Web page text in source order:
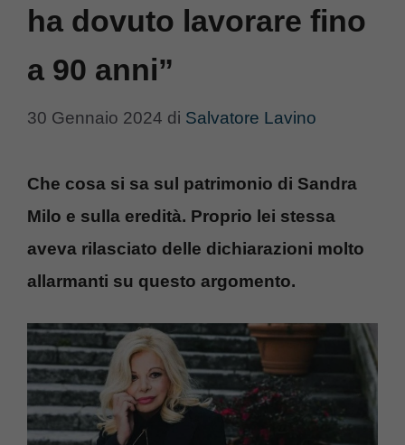
ha dovuto lavorare fino
a 90 anni”
30 Gennaio 2024 di Salvatore Lavino
Che cosa si sa sul patrimonio di Sandra
Milo e sulla eredità. Proprio lei stessa
aveva rilasciato delle dichiarazioni molto
allarmanti su questo argomento.